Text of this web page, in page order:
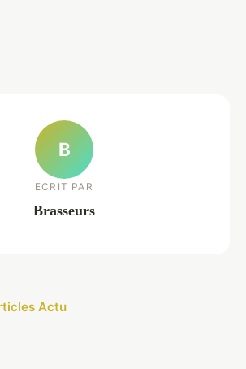
B
ECRIT PAR
Brasseurs
Actu